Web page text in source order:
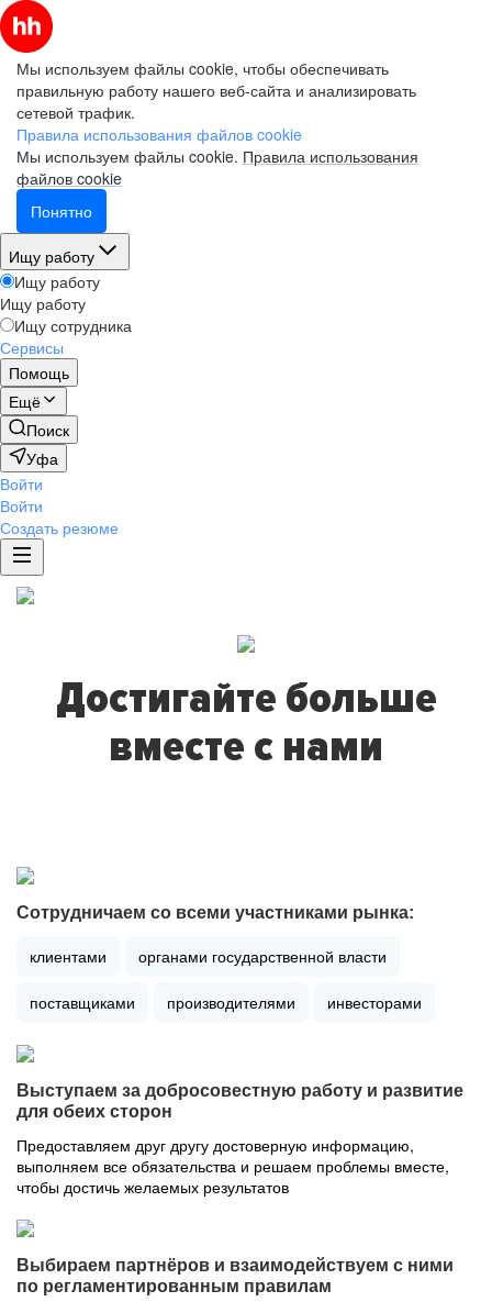
Мы используем файлы cookie, чтобы обеспечивать
правильную работу нашего веб-сайта и анализировать
сетевой трафик.
Правила использования файлов cookie
Мы используем файлы cookie. Правила использования
файлов cookie
Понятно
Ищу работу
Ищу работу
Ищу работу
Ищу сотрудника
Сервисы
Помощь
Ещё
Поиск
Уфа
Войти
Войти
Создать резюме
Достигайте больше
вместе с нами
Сотрудничаем со всеми участниками рынка:
клиентами органами государственной власти
поставщиками производителями инвесторами
Выступаем за добросовестную работу и развитие
для обеих сторон
Предоставляем друг другу достоверную информацию,
выполняем все обязательства и решаем проблемы вместе,
чтобы достичь желаемых результатов
Выбираем партнёров и взаимодействуем с ними
по регламентированным правилам